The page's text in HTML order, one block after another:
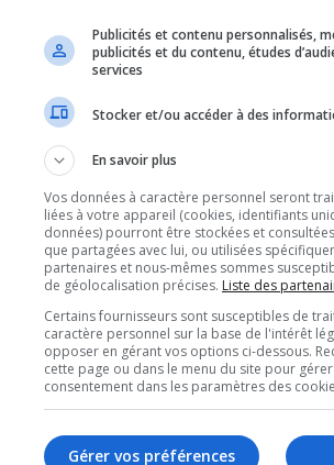
candidats à la
du Québec, est
semaine.
commerce international réitère
et de l’importance d’un nationalisme
Publicités et contenu personnalisés,
publicités et du contenu, études
services
Stocker et/ou accéder à des
En savoir plus
Vos données à caractère personnel seront
liées à votre appareil (cookies, identifiants
données) pourront être stockées et
que partagées avec lui, ou utilisées
partenaires et nous-mêmes sommes
de géolocalisation précises. Liste des
Certains fournisseurs sont susceptibles de
caractère personnel sur la base de l'intérêt
opposer en gérant vos options ci-dessous.
cette page ou dans le menu du site pour
consentement dans les paramètres des
Gérer vos préférences